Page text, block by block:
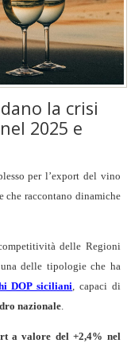
la crisi
2025 e
per l’export del vino
raccontano dinamiche
delle Regioni
delle tipologie che ha
DOP siciliani , capaci di
nazionale
a valore del +2,4% nel